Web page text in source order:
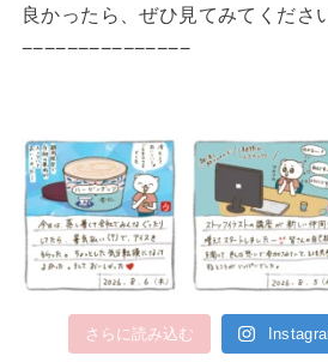
良かったら、ぜひ見てみてくださ
−−−−−−−−−−−−−−−
さらに読み込む